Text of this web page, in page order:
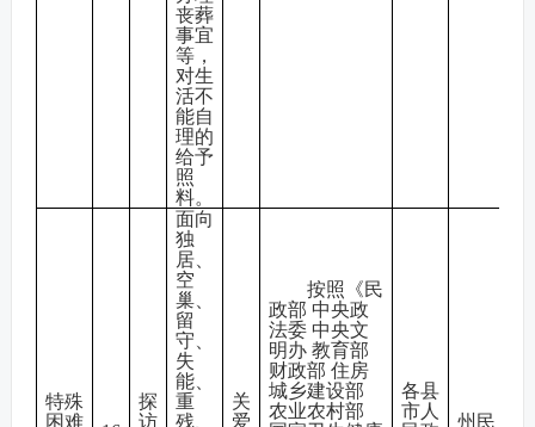
丧葬
事宜
等，
对生
活不
能自
理的
给予
照
料。
特殊
困难
探
访
面向
独
居、
空
巢、
留
守、
失
能、
重
残、
关
爱
按照《民
政部 中央政
法委 中央文
明办 教育部
财政部 住房
城乡建设部
农业农村部
各县
市人
州民